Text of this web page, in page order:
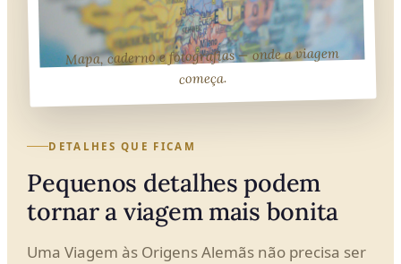
Mapa, caderno e fotografias — onde a viagem
começa.
DETALHES QUE FICAM
Pequenos detalhes podem
tornar a viagem mais bonita
Uma Viagem às Origens Alemãs não precisa ser